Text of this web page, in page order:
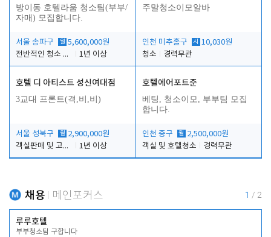
방이동 호텔라움 청소팀(부부/
자매) 모집합니다.
서울 송파구 월 5,600,000원
전반적인 청소 업무(객실청소.객실정리)
1년 이상
주말청소이모알바
인천 미추홀구 시
10,030원
청소
경력무관
호텔 디 아티스트 성신여대점
3교대 프론트(격,비,비)
서울 성북구 월 2,900,000원
객실판매 및 고객응대
1년 이상
호텔에어포트준
베팅, 청소이모, 부부팀 모집
합니다.
인천 중구 월 2,500,000원
객실 및 호텔청소
경력무관
채용 메인포커스 1 / 2
루루호텔
부부청소팀 구합니다